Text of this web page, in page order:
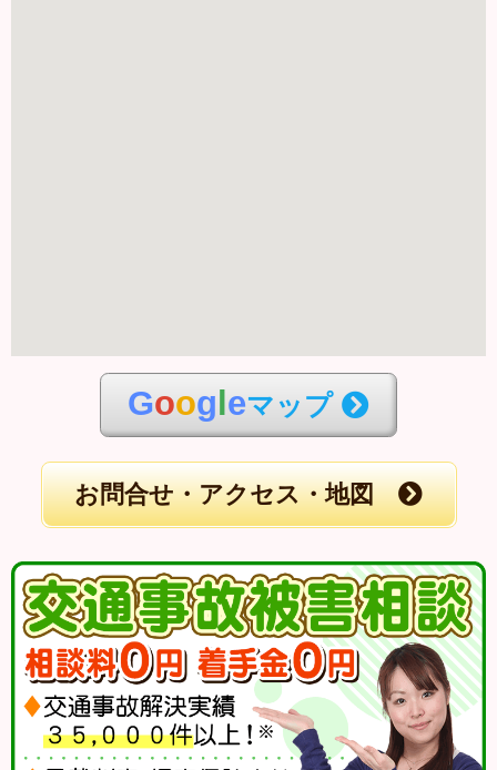
Goog eマップ
お問合せ・アクセス・地図